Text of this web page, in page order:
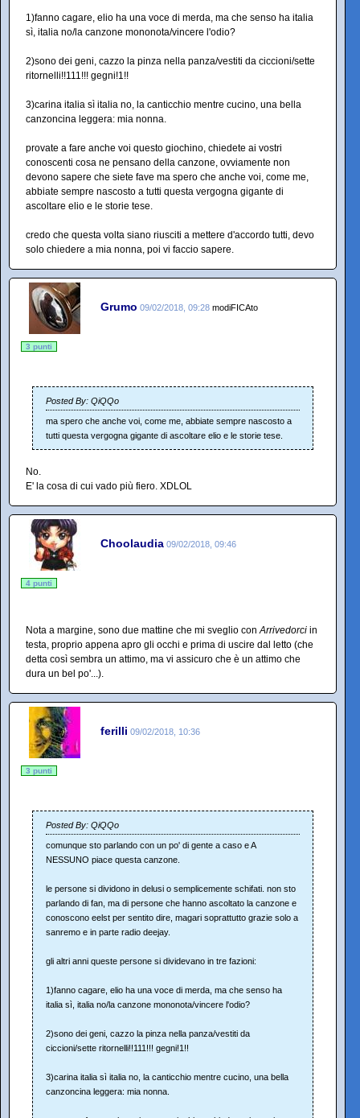
1)fanno cagare, elio ha una voce di merda, ma che senso ha italia
sì, italia no/la canzone mononota/vincere l'odio?
2)sono dei geni, cazzo la pinza nella panza/vestiti da ciccioni/sette
ritornelli!!111!!! gegni!1!!
3)carina italia sì italia no, la canticchio mentre cucino, una bella
canzoncina leggera: mia nonna.
provate a fare anche voi questo giochino, chiedete ai vostri
conoscenti cosa ne pensano della canzone, ovviamente non
devono sapere che siete fave ma spero che anche voi, come me,
abbiate sempre nascosto a tutti questa vergogna gigante di
ascoltare elio e le storie tese.
credo che questa volta siano riusciti a mettere d'accordo tutti, devo
solo chiedere a mia nonna, poi vi faccio sapere.
Grumo 09/02/2018, 09:28 modiFICAto
3 punti
Posted By: QiQQo
ma spero che anche voi, come me, abbiate sempre nascosto a
tutti questa vergogna gigante di ascoltare elio e le storie tese.
No.
E' la cosa di cui vado più fiero. XDLOL
Choolaudia 09/02/2018, 09:46
4 punti
Nota a margine, sono due mattine che mi sveglio conArrivedorci in
testa, proprio appena apro gli occhi e prima di uscire dal letto (che
detta così sembra un attimo, ma vi assicuro che è un attimo che
dura un bel po'...).
ferilli 09/02/2018, 10:36
3 punti
Posted By: QiQQo
comunque sto parlando con un po' di gente a caso e A
NESSUNO piace questa canzone.
le persone si dividono in delusi o semplicemente schifati. non sto
parlando di fan, ma di persone che hanno ascoltato la canzone e
conoscono eelst per sentito dire, magari soprattutto grazie solo a
sanremo e in parte radio deejay.
gli altri anni queste persone si dividevano in tre fazioni:
1)fanno cagare, elio ha una voce di merda, ma che senso ha
italia sì, italia no/la canzone mononota/vincere l'odio?
2)sono dei geni, cazzo la pinza nella panza/vestiti da
ciccioni/sette ritornelli!!111!!! gegni!1!!
3)carina italia sì italia no, la canticchio mentre cucino, una bella
canzoncina leggera: mia nonna.